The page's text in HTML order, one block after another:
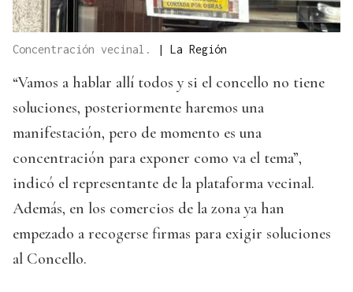
Concentración vecinal. | La Región
“Vamos a hablar allí todos y si el concello no tiene
soluciones, posteriormente haremos una
manifestación, pero de momento es una
concentración para exponer como va el tema”,
indicó el representante de la plataforma vecinal.
Además, en los comercios de la zona ya han
empezado a recogerse firmas para exigir soluciones
al Concello.